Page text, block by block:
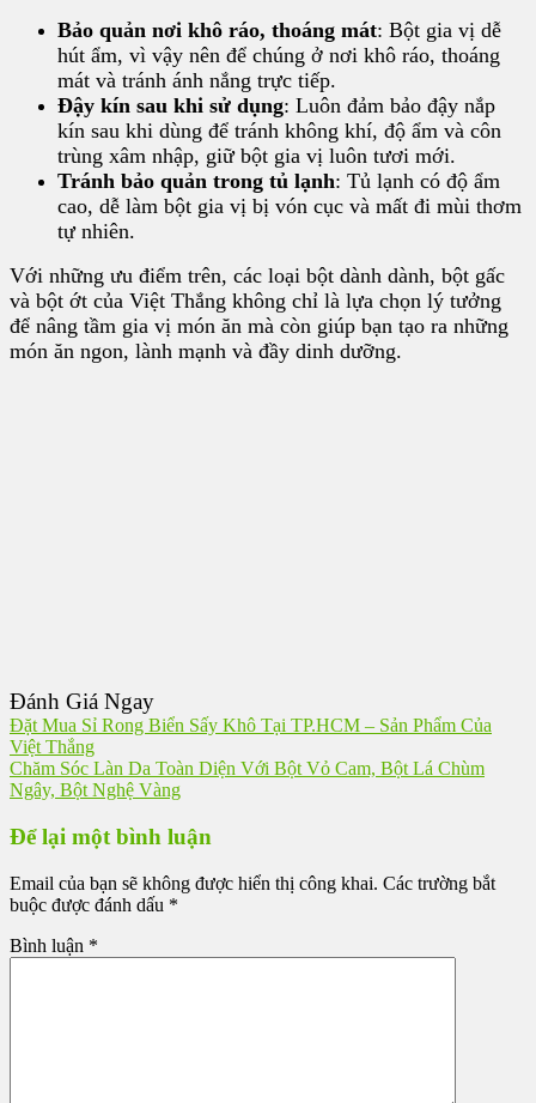
Bảo quản nơi khô ráo, thoáng mát: Bột gia vị dễ
hút ẩm, vì vậy nên để chúng ở nơi khô ráo, thoáng
mát và tránh ánh nắng trực tiếp.
Đậy kín sau khi sử dụng: Luôn đảm bảo đậy nắp
kín sau khi dùng để tránh không khí, độ ẩm và côn
trùng xâm nhập, giữ bột gia vị luôn tươi mới.
Tránh bảo quản trong tủ lạnh: Tủ lạnh có độ ẩm
cao, dễ làm bột gia vị bị vón cục và mất đi mùi thơm
tự nhiên.
Với những ưu điểm trên, các loại bột dành dành, bột gấc
và bột ớt của Việt Thắng không chỉ là lựa chọn lý tưởng
để nâng tầm gia vị món ăn mà còn giúp bạn tạo ra những
món ăn ngon, lành mạnh và đầy dinh dưỡng.
Đánh Giá Ngay
Đặt Mua Sỉ Rong Biển Sấy Khô Tại TP.HCM – Sản Phẩm Của
Việt Thắng
Chăm Sóc Làn Da Toàn Diện Với Bột Vỏ Cam, Bột Lá Chùm
Ngây, Bột Nghệ Vàng
Để lại một bình luận
Email của bạn sẽ không được hiển thị công khai. Các trường bắt
buộc được đánh dấu *
Bình luận *